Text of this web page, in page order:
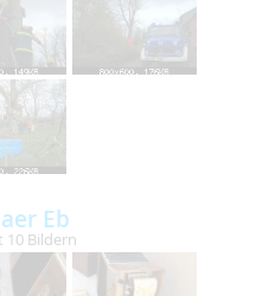
Eb
10 Bildern